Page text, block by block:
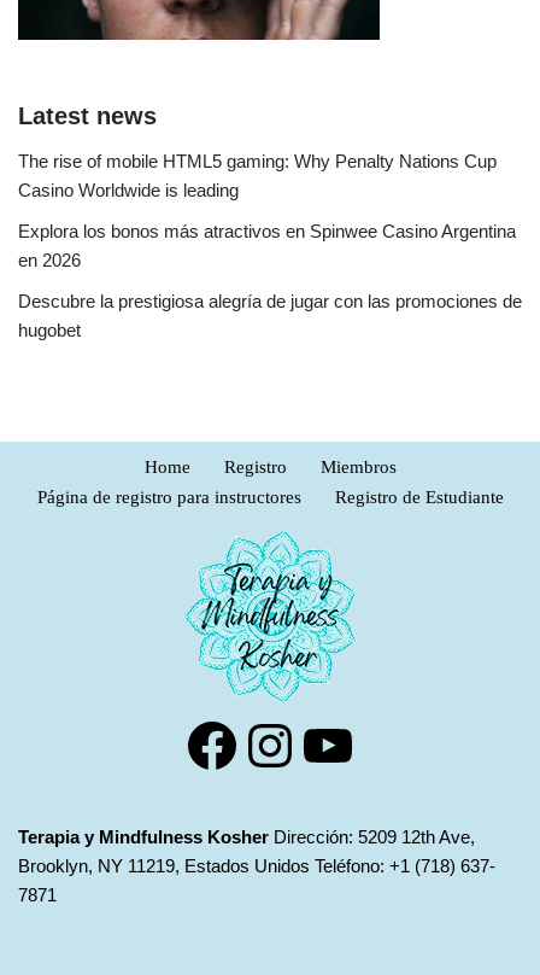
Latest news
The rise of mobile HTML5 gaming: Why Penalty Nations Cup
Casino Worldwide is leading
Explora los bonos más atractivos en Spinwee Casino Argentina
en 2026
Descubre la prestigiosa alegría de jugar con las promociones de
hugobet
Home Registro
Miembros
Página de registro para instructores
Registro de Estudiante
Terapia y Mindfulness Kosher Dirección: 5209 12th Ave,
Brooklyn, NY 11219, Estados Unidos Teléfono: +1 (718) 637-
7871